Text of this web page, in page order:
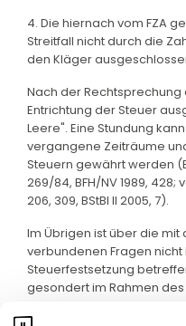
4. Die hiernach vom FZA
Streitfall nicht durch die
den Kläger
Nach der Rechtsprechung
Entrichtung der Steuer
Leere". Eine Stundung
vergangene Zeiträume
Steuern gewährt werden
269/84, BFH/NV 1989, 428;
206, 309, BStBl II 2005, 7).
Im Übrigen ist über die
verbundenen Fragen
Steuerfestsetzung
gesondert im Rahmen